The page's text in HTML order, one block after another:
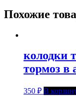
Похожие
колодки
тормоз в
350 ₽ В